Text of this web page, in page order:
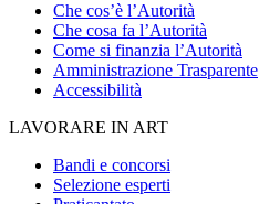
Che cos’è l’Autorità
Che cosa fa l’Autorità
Come si finanzia l’Autorità
Amministrazione Trasparente
Accessibilità
LAVORARE IN ART
Bandi e concorsi
Selezione esperti